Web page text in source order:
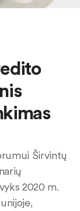
Širvintų
2020 m.